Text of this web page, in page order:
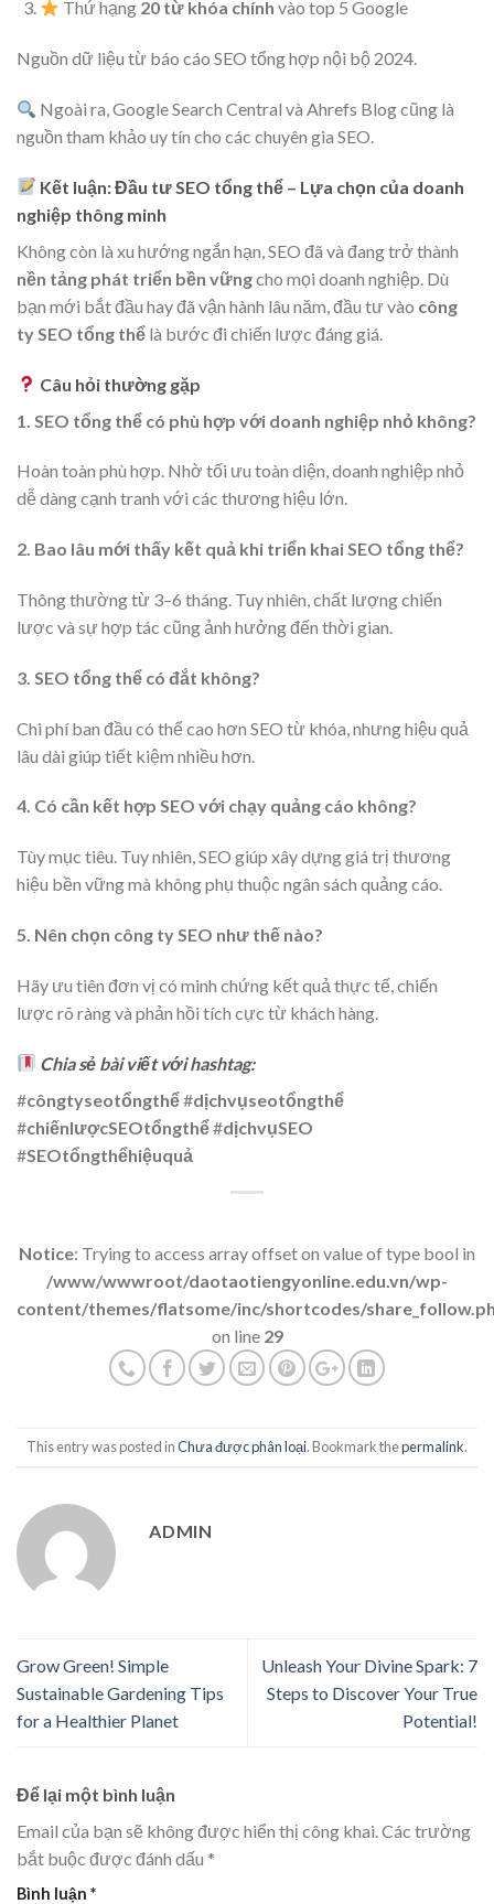
Thứ hạng 20 từ khóa chính vào top 5 Google
Nguồn dữ liệu từ báo cáo SEO tổng hợp nội bộ 2024.
Ngoài ra, Google Search Central và Ahrefs Blog cũng là
nguồn tham khảo uy tín cho các chuyên gia SEO.
Kết luận: Đầu tư SEO tổng thể – Lựa chọn của doanh
nghiệp thông minh
Không còn là xu hướng ngắn hạn, SEO đã và đang trở thành
nền tảng phát triển bền vữngcho mọi doanh nghiệp. Dù
bạn mới bắt đầu hay đã vận hành lâu năm, đầu tư vào công
ty SEO tổng thể là bước đi chiến lược đáng giá.
Câu hỏi thường gặp
1. SEO tổng thể có phù hợp với doanh nghiệp nhỏ không?
Hoàn toàn phù hợp. Nhờ tối ưu toàn diện, doanh nghiệp nhỏ
dễ dàng cạnh tranh với các thương hiệu lớn.
2. Bao lâu mới thấy kết quả khi triển khai SEO tổng thể?
Thông thường từ 3–6 tháng. Tuy nhiên, chất lượng chiến
lược và sự hợp tác cũng ảnh hưởng đến thời gian.
3. SEO tổng thể có đắt không?
Chi phí ban đầu có thể cao hơn SEO từ khóa, nhưng hiệu quả
lâu dài giúp tiết kiệm nhiều hơn.
4. Có cần kết hợp SEO với chạy quảng cáo không?
Tùy mục tiêu. Tuy nhiên, SEO giúp xây dựng giá trị thương
hiệu bền vững mà không phụ thuộc ngân sách quảng cáo.
5. Nên chọn công ty SEO như thế nào?
Hãy ưu tiên đơn vị có minh chứng kết quả thực tế, chiến
lược rõ ràng và phản hồi tích cực từ khách hàng.
Chia sẻ bài viết với hashtag:
#côngtyseotổngthể#dịchvụseotổngthể
#chiếnlượcSEOtổngthể#dịchvụSEO
#SEOtổngthểhiệuquả
Notice: Trying to access array offset on value of type bool in
/www/wwwroot/daotaotiengyonline.edu.vn/wp-
content/themes/flatsome/inc/shortcodes/
on line 29
This entry was posted inChưa được phân loại. Bookmark thepermalink.
ADMIN
Grow Green! Simple
Sustainable Gardening Tips
for a Healthier Planet
Unleash Your Divine Spark: 7
Steps to Discover Your True
Potential!
Để lại một bình luận
Email của bạn sẽ không được hiển thị công khai.Các trường
bắt buộc được đánh dấu *
Bình luận *